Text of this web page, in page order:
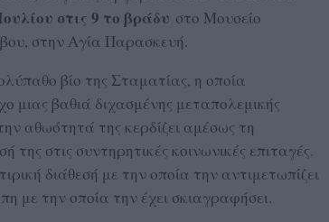
στις 9 το βράδυ στο Μουσείο
στην Αγία Παρασκευή.
βίο της Σταματίας, η οποία
μιας βαθιά διχασμένης μεταπολεμικής
αθωότητά της κερδίζει αμέσως τη
στις συντηρητικές κοινωνικές επιταγές.
διάθεσή με την οποία την αντιμετωπίζει
με την οποία την έχει σκιαγραφήσει.